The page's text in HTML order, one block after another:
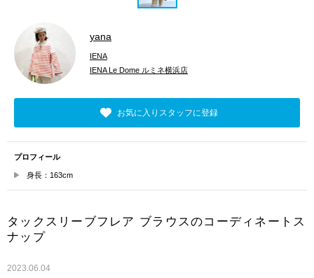
yana
IENA
IENA Le Dome ルミネ横浜店
お気に入りスタッフに登録
プロフィール
身長：163cm
タックスリーブフレア ブラウスのコーディネートス
ナップ
2023.06.04